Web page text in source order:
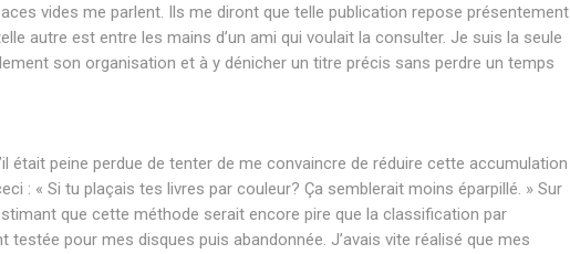
vides me parlent. Ils me diront que telle publication repose présentement
autre est entre les mains d’un ami qui voulait la consulter. Je suis la seule
son organisation et à y dénicher un titre précis sans perdre un temps
était peine perdue de tenter de me convaincre de réduire cette accumulation
: « Si tu plaçais tes livres par couleur? Ça semblerait moins éparpillé. » Sur
que cette méthode serait encore pire que la classification par
testée pour mes disques puis abandonnée. J’avais vite réalisé que mes